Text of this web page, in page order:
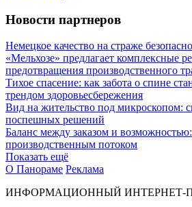
Новости партнеров
Немецкое качество на страже
«Мельхозе» предлагает комплексные
предотвращения производственного
Тихое спасение: как забота о спине
трендом здоровьесбережения
Вид на жительство под микроскопом:
поспешных решений
Баланс между заказом и
производственным потоком
Показать ещё
О Панораме Реклама
ИНФОРМАЦИОННЫЙ ИНТЕРНЕТ-